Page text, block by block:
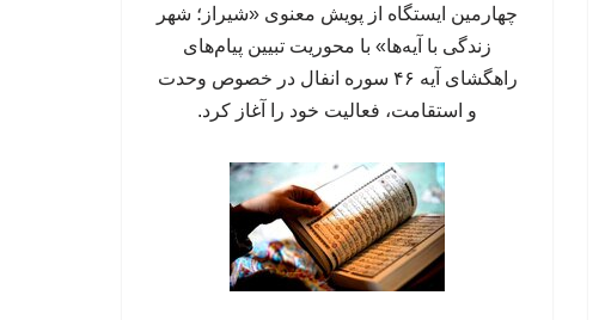
چهارمین ایستگاه از پویش معنوی «شیراز؛ شهر
زندگی با آیه‌ها» با محوریت تبیین پیام‌های
راهگشای آیه ۴۶ سوره انفال در خصوص وحدت
و استقامت، فعالیت خود را آغاز کرد.